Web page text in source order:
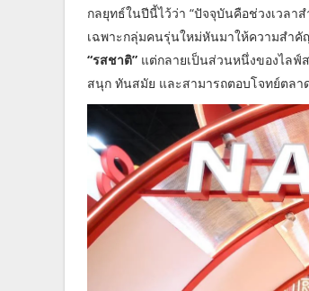
กลยุทธ์ในปีนี้ไว้ว่า “ปัจจุบันคือช่วงเวล
เฉพาะกลุ่มคนรุ่นใหม่หันมาให้ความสำคั
“รสชาติ” แต่กลายเป็นส่วนหนึ่งของไลฟ์
สนุก ทันสมัย และสามารถตอบโจทย์ตลา